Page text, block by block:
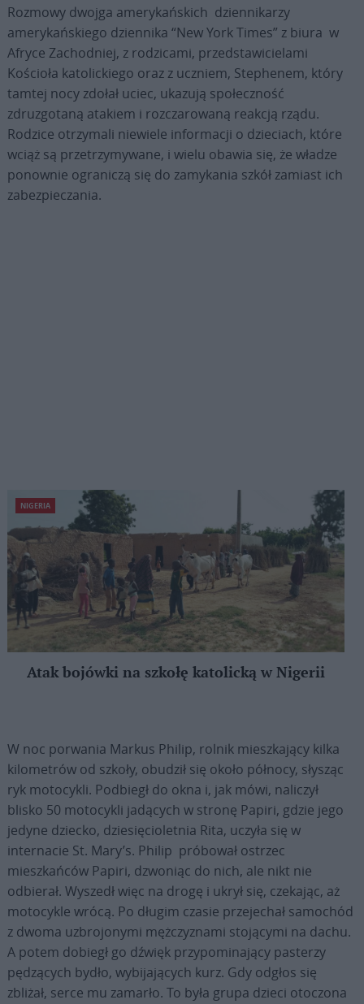
Rozmowy dwojga amerykańskich dziennikarzy
amerykańskiego dziennika “New York Times” z biura w
Afryce Zachodniej, z rodzicami, przedstawicielami
Kościoła katolickiego oraz z uczniem, Stephenem, który
tamtej nocy zdołał uciec, ukazują społeczność
zdruzgotaną atakiem i rozczarowaną reakcją rządu.
Rodzice otrzymali niewiele informacji o dzieciach, które
wciąż są przetrzymywane, i wielu obawia się, że władze
ponownie ograniczą się do zamykania szkół zamiast ich
zabezpieczania.
NIGERIA
Atak bojówki na szkołę katolicką w Nigerii
W noc porwania Markus Philip, rolnik mieszkający kilka
kilometrów od szkoły, obudził się około północy, słysząc
ryk motocykli. Podbiegł do okna i, jak mówi, naliczył
blisko 50 motocykli jadących w stronę Papiri, gdzie jego
jedyne dziecko, dziesięcioletnia Rita, uczyła się w
internacie St. Mary’s. Philip próbował ostrzec
mieszkańców Papiri, dzwoniąc do nich, ale nikt nie
odbierał. Wyszedł więc na drogę i ukrył się, czekając, aż
motocykle wrócą. Po długim czasie przejechał samochód
z dwoma uzbrojonymi mężczyznami stojącymi na dachu.
A potem dobiegł go dźwięk przypominający pasterzy
pędzących bydło, wybijających kurz. Gdy odgłos się
zbliżał, serce mu zamarło. To była grupa dzieci otoczona